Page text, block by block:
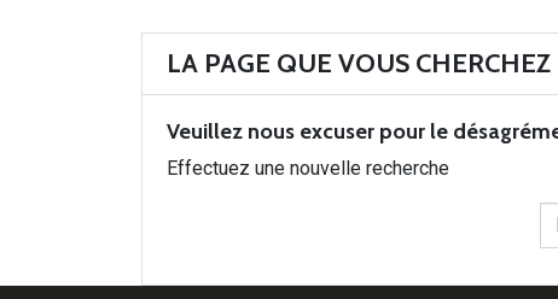
LA PAGE QUE VOUS
Veuillez nous excuser pour le
Effectuez une nouvelle recherche